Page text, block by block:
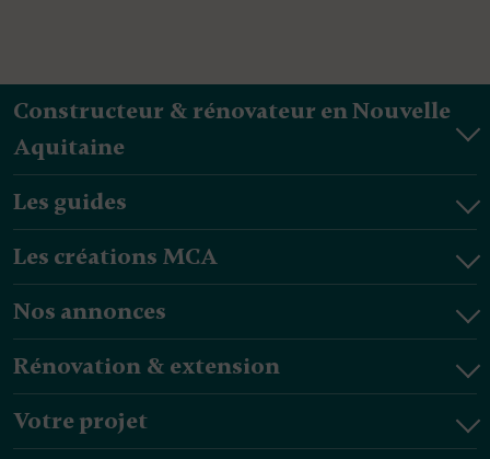
Constructeur & rénovateur en Nouvelle
Aquitaine
Les guides
Les créations MCA
Nos annonces
Rénovation & extension
Votre projet